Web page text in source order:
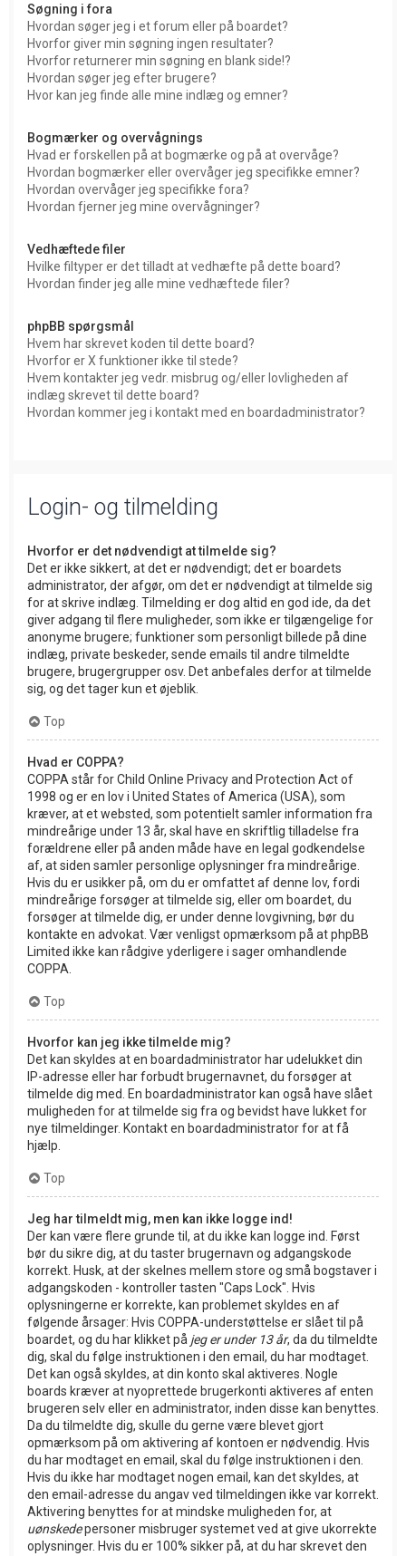
Søgning i fora
Hvordan søger jeg i et forum eller på boardet?
Hvorfor giver min søgning ingen resultater?
Hvorfor returnerer min søgning en blank side!?
Hvordan søger jeg efter brugere?
Hvor kan jeg finde alle mine indlæg og emner?
Bogmærker og overvågnings
Hvad er forskellen på at bogmærke og på at overvåge?
Hvordan bogmærker eller overvåger jeg specifikke emner?
Hvordan overvåger jeg specifikke fora?
Hvordan fjerner jeg mine overvågninger?
Vedhæftede filer
Hvilke filtyper er det tilladt at vedhæfte på dette board?
Hvordan finder jeg alle mine vedhæftede filer?
phpBB spørgsmål
Hvem har skrevet koden til dette board?
Hvorfor er X funktioner ikke til stede?
Hvem kontakter jeg vedr. misbrug og/eller lovligheden af
indlæg skrevet til dette board?
Hvordan kommer jeg i kontakt med en boardadministrator?
Login- og tilmelding
Hvorfor er det nødvendigt at tilmelde sig?
Det er ikke sikkert, at det er nødvendigt; det er boardets
administrator, der afgør, om det er nødvendigt at tilmelde sig
for at skrive indlæg. Tilmelding er dog altid en god ide, da det
giver adgang til flere muligheder, som ikke er tilgængelige for
anonyme brugere; funktioner som personligt billede på dine
indlæg, private beskeder, sende emails til andre tilmeldte
brugere, brugergrupper osv. Det anbefales derfor at tilmelde
sig, og det tager kun et øjeblik.
Top
Hvad er COPPA?
COPPA står for Child Online Privacy and Protection Act of
1998 og er en lov i United States of America (USA), som
kræver, at et websted, som potentielt samler information fra
mindreårige under 13 år, skal have en skriftlig tilladelse fra
forældrene eller på anden måde have en legal godkendelse
af, at siden samler personlige oplysninger fra mindreårige.
Hvis du er usikker på, om du er omfattet af denne lov, fordi
mindreårige forsøger at tilmelde sig, eller om boardet, du
forsøger at tilmelde dig, er under denne lovgivning, bør du
kontakte en advokat. Vær venligst opmærksom på at phpBB
Limited ikke kan rådgive yderligere i sager omhandlende
COPPA.
Top
Hvorfor kan jeg ikke tilmelde mig?
Det kan skyldes at en boardadministrator har udelukket din
IP-adresse eller har forbudt brugernavnet, du forsøger at
tilmelde dig med. En boardadministrator kan også have slået
muligheden for at tilmelde sig fra og bevidst have lukket for
nye tilmeldinger. Kontakt en boardadministrator for at få
hjælp.
Top
Jeg har tilmeldt mig, men kan ikke logge ind!
Der kan være flere grunde til, at du ikke kan logge ind. Først
bør du sikre dig, at du taster brugernavn og adgangskode
korrekt. Husk, at der skelnes mellem store og små bogstaver i
adgangskoden - kontroller tasten "Caps Lock". Hvis
oplysningerne er korrekte, kan problemet skyldes en af
følgende årsager: Hvis COPPA-understøttelse er slået til på
boardet, og du har klikket på jeg er under 13 år, da du tilmeldte
dig, skal du følge instruktionen i den email, du har modtaget.
Det kan også skyldes, at din konto skal aktiveres. Nogle
boards kræver at nyoprettede brugerkonti aktiveres af enten
brugeren selv eller en administrator, inden disse kan benyttes.
Da du tilmeldte dig, skulle du gerne være blevet gjort
opmærksom på om aktivering af kontoen er nødvendig. Hvis
du har modtaget en email, skal du følge instruktionen i den.
Hvis du ikke har modtaget nogen email, kan det skyldes, at
den email-adresse du angav ved tilmeldingen ikke var korrekt.
Aktivering benyttes for at mindske muligheden for, at
uønskedepersoner misbruger systemet ved at give ukorrekte
oplysninger. Hvis du er 100% sikker på, at du har skrevet den